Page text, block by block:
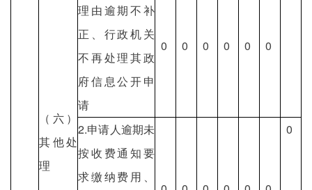
（六）
其他处
理
理由逾期不补
正、行政机关
不再处理其政
府信息公开申
请
0 0 0 0 0 0
2.申请人逾期未
按收费通知要
求缴纳费用、
0